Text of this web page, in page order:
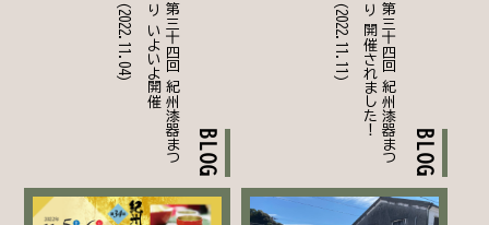
BLOG
第
三
十
四
回
紀
州
漆
器
ま
つ
り
開
催
さ
れ
ま
し
た
！
(2022.11.11)
BLOG
第
三
十
四
回
紀
州
漆
器
ま
つ
り
い
よ
い
よ
開
催
(2022.11.04)